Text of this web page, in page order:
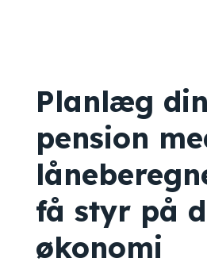
Planlæg din
pension
få styr på
økonomi